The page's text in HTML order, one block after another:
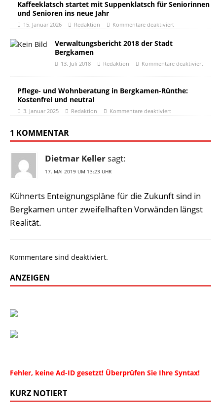
Kaffeeklatsch startet mit Suppenklatsch für Seniorinnen
und Senioren ins neue Jahr
15. Januar 2026 Redaktion Kommentare deaktiviert
Verwaltungsbericht 2018 der Stadt
Bergkamen
13. Juli 2018 Redaktion Kommentare deaktiviert
Pflege- und Wohnberatung in Bergkamen-Rünthe:
Kostenfrei und neutral
3. Januar 2025 Redaktion Kommentare deaktiviert
1 KOMMENTAR
Dietmar Keller sagt:
17. MAI 2019 UM 13:23 UHR
Kühnerts Enteignungspläne für die Zukunft sind in
Bergkamen unter zweifelhaften Vorwänden längst
Realität.
Kommentare sind deaktiviert.
ANZEIGEN
Fehler, keine Ad-ID gesetzt! Überprüfen Sie Ihre Syntax!
KURZ NOTIERT